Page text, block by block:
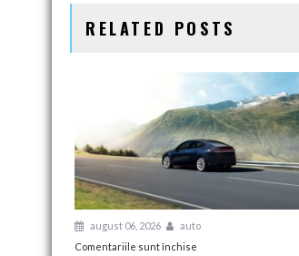
RELATED POSTS
august 06, 2026
auto
Comentariile sunt închise